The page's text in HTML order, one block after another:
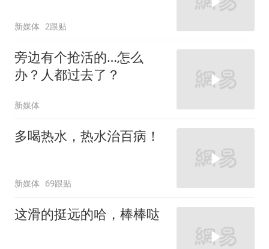
新媒体 2跟贴
旁边有个抢活的…怎么
办？人都过去了？
新媒体
多喝热水，热水治百病！
新媒体 69跟贴
这滑的挺远的哈，棒棒哒